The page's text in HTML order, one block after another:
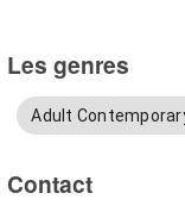
Les genres
Adult
Contact